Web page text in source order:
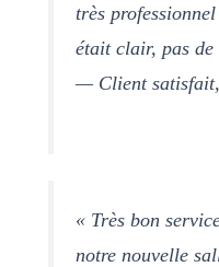
très
était clair, pas de
— Client
« Très bon
notre nouvelle